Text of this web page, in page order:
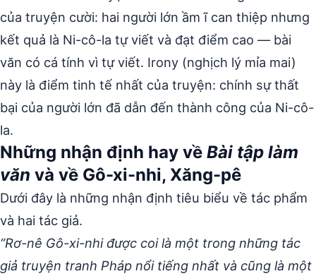
của truyện cười: hai người lớn ầm ĩ can thiệp nhưng
kết quả là Ni-cô-la tự viết và đạt điểm cao — bài
văn có cá tính vì tự viết. Irony (nghịch lý mỉa mai)
này là điểm tinh tế nhất của truyện: chính sự thất
bại của người lớn đã dẫn đến thành công của Ni-cô-
la.
Những nhận định hay về Bài tập làm
văn và về Gô-xi-nhi, Xăng-pê
Dưới đây là những nhận định tiêu biểu về tác phẩm
và hai tác giả.
“Rơ-nê Gô-xi-nhi được coi là một trong những tác
giả truyện tranh Pháp nổi tiếng nhất và cũng là một